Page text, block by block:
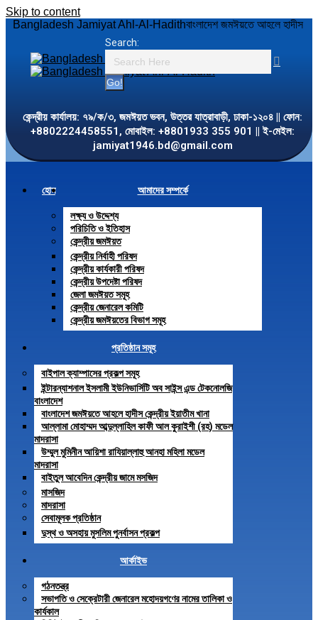
Skip to content
Search:
Bangladesh Jamiyat Ahl-Al-Hadithবাংলাদেশ জমঈয়তে আহলে হাদীস
কেন্দ্রীয় কার্যালয়: ৭৯/ক/৩, জমঈয়ত ভবন, উত্তর যাত্রাবাড়ী, ঢাকা-১২০৪ || ফোন:
+8802224458551, মোবাইল: +8801933 355 901 || ই-মেইল:
jamiyat1946.bd@gmail.com
হোম আমাদের সম্পর্কে
লক্ষ্য ও উদ্দেশ্য
পরিচিতি ও ইতিহাস
কেন্দ্রীয় জমঈয়ত
কেন্দ্রীয় নির্বাহী পরিষদ
কেন্দ্রীয় কার্যকারী পরিষদ
কেন্দ্রীয় উপদেষ্টা পরিষদ
জেলা জমঈয়ত সমূহ
কেন্দ্রীয় জেনারেল কমিটি
কেন্দ্রীয় জমঈয়তের বিভাগ সমূহ
প্রতিষ্ঠান সমূহ
বাইপাল ক্যাম্পাসের প্রকল্প সমূহ
ইন্টারন্যাশনাল ইসলামী ইউনিভার্সিটি অব সাইন্স এন্ড টেকনোলজি
বাংলাদেশ
বাংলাদেশ জমঈয়তে আহলে হাদীস কেন্দ্রীয় ইয়াতীম খানা
আল্লামা মোহাম্মদ আব্দুল্লাহিল কাফী আল কুরাইশী (রহ) মডেল
মাদরাসা
উম্মুল মুমিনীন আয়িশা রাযিয়াল্লাহু আনহা মহিলা মডেল
মাদরাসা
বাইতুল আবেদিন কেন্দ্রীয় জামে মসজিদ
মাসজিদ
মাদরাসা
সেবামূলক প্রতিষ্ঠান
দুস্থ ও অসহায় মুসলিম পুনর্বাসন প্রকল্প
আর্কাইভ
গঠনতন্ত্র
সভাপতি ও সেক্রেটারী জেনারেল মহোদয়গণের নামের তালিকা ও
কার্যকাল